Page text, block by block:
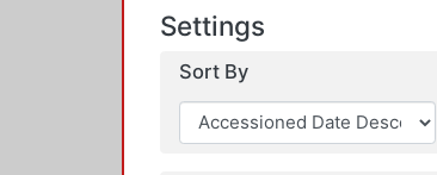
Settings
Sort By